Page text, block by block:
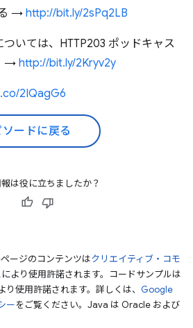
→http://bit.ly/2sPq2LB
いては、HTTP203 ポッドキャス
→ http://bit.ly/2Kryv2y
2IQagG6
ードに戻る
は役に立ちましたか？
ージのコンテンツはクリエイティブ・コモ
により使用許諾されます。コードサンプルは
り使用許諾されます。詳しくは、 Google
ーをご覧ください。Java は Oracle および